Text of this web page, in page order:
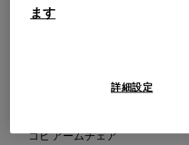
コビ アームチェア
ます
詳細設定